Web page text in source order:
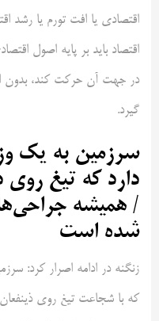
اقتصادی یا افت تورم یا رشد
اقتصاد باید بر پایه اصول
در جهت آن حرکت کند، بدون
گیرد.
سرزمین به یک
دارد که تیغ
/ همیشه
شده است
زنگنه در ادامه اصرار کرد:
که با شجاعت تیغ روی